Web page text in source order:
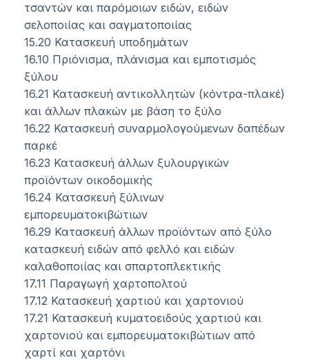
τσαντών και παρόμοιων ειδών, ειδών
σελοποιίας και σαγματοποιίας
15.20 Κατασκευή υποδημάτων
16.10 Πριόνισμα, πλάνισμα και εμποτισμός
ξύλου
16.21 Κατασκευή αντικολλητών (κόντρα-πλακέ)
και άλλων πλακών με βάση το ξύλο
16.22 Κατασκευή συναρμολογούμενων δαπέδων
παρκέ
16.23 Κατασκευή άλλων ξυλουργικών
προϊόντων οικοδομικής
16.24 Κατασκευή ξύλινων
εμπορευματοκιβώτιων
16.29 Κατασκευή άλλων προϊόντων από ξύλο
κατασκευή ειδών από φελλό και ειδών
καλαθοποιίας και σπαρτοπλεκτικής
17.11 Παραγωγή χαρτοπολτού
17.12 Κατασκευή χαρτιού και χαρτονιού
17.21 Κατασκευή κυματοειδούς χαρτιού και
χαρτονιού και εμπορευματοκιβώτιων από
χαρτί και χαρτόνι